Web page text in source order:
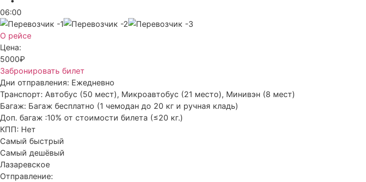
06:00
О рейсе
Цена:
5000₽
Забронировать билет
Дни отправления: Ежедневно
Транспорт: Автобус (50 мест), Микроавтобус (21 место), Минивэн (8 мест)
Багаж: Багаж бесплатно (1 чемодан до 20 кг и ручная кладь)
Доп. багаж :10% от стоимости билета (≤20 кг.)
КПП: Нет
Самый быстрый
Самый дешёвый
Лазаревское
Отправление: